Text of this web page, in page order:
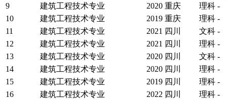
9
建筑工程技术专业 2020 重庆 理科 -
10
建筑工程技术专业 2019 重庆 理科 -
11
建筑工程技术专业 2021 四川 文科 -
12
建筑工程技术专业 2021 四川 理科 -
13
建筑工程技术专业 2020 四川 文科 -
14
建筑工程技术专业 2020 四川 理科 -
15
建筑工程技术专业 2019 四川 理科 -
16
建筑工程技术专业 2022 四川 理科 -